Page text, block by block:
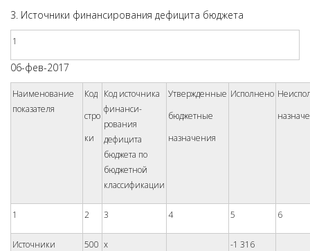
3. Источники финансирования дефицита бюджета
1
06-фев-2017
Наименование
показателя
Код
стро­
ки
Код источника
финанси­
рования
дефицита
бюджета по
бюджетной
классификации
Утвержденные
бюджетные
назначения
Исполнено
1 2 3 4 5 6
Источники
500 x
-1 316